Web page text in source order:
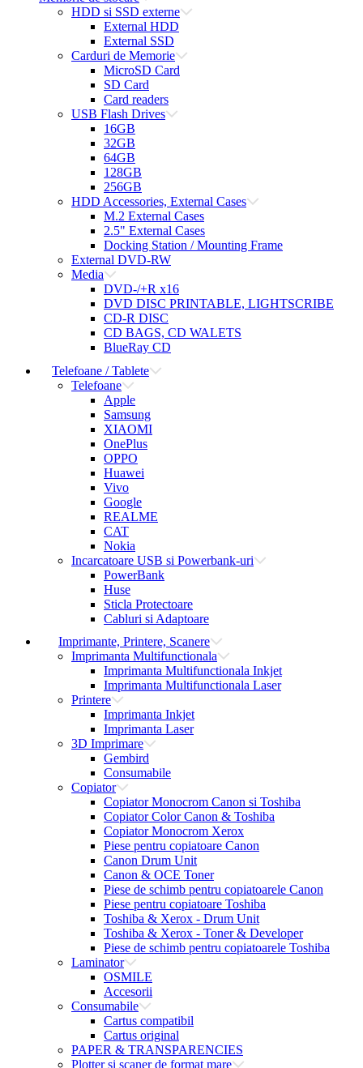
HDD si SSD externe
External HDD
External SSD
Carduri de Memorie
MicroSD Card
SD Card
Card readers
USB Flash Drives
16GB
32GB
64GB
128GB
256GB
HDD Accessories, External Cases
M.2 External Cases
2.5" External Cases
Docking Station / Mounting Frame
External DVD-RW
Media
DVD-/+R x16
DVD DISC PRINTABLE, LIGHTSCRIBE
CD-R DISC
CD BAGS, CD WALETS
BlueRay CD
Telefoane / Tablete
Telefoane
Apple
Samsung
XIAOMI
OnePlus
OPPO
Huawei
Vivo
Google
REALME
CAT
Nokia
Incarcatoare USB si Powerbank-uri
PowerBank
Huse
Sticla Protectoare
Cabluri si Adaptoare
Imprimante, Printere, Scanere
Imprimanta Multifunctionala
Imprimanta Multifunctionala Inkjet
Imprimanta Multifunctionala Laser
Printere
Imprimanta Inkjet
Imprimanta Laser
3D Imprimare
Gembird
Consumabile
Copiator
Copiator Monocrom Canon si Toshiba
Copiator Color Canon & Toshiba
Copiator Monocrom Xerox
Piese pentru copiatoare Canon
Canon Drum Unit
Canon & OCE Toner
Piese de schimb pentru copiatoarele Canon
Piese pentru copiatoare Toshiba
Toshiba & Xerox - Drum Unit
Toshiba & Xerox - Toner & Developer
Piese de schimb pentru copiatoarele Toshiba
Laminator
OSMILE
Accesorii
Consumabile
Cartus compatibil
Cartus original
PAPER & TRANSPARENCIES
Plotter si scaner de format mare